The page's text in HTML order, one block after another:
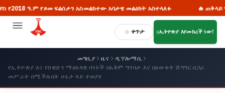
የጾመ ፍልሰታን አስመልክተው አባታዊ መልዕክት አስተላለፉ 🔥 ጠቅላይ ሚኒስትር
ቀጥታ ኢትዮጵያ እየመከረች ነው!
መግቢያ ዜና
ዲፕሎማሲ
የኢትዮጵያ እና የስዊድን ማዕከላዊ ባንኮች በአቅም ግንባታ እና በዕውቀት ሽግግር በጋራ
መሥራት በሚችሉበት ሁኔታ ላይ ተወያዩ